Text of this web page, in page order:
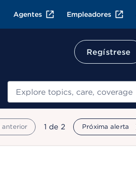
Agentes Empleadores
Regístrese
Buscar
anterior mostrando
1 de 2 Próxima alerta